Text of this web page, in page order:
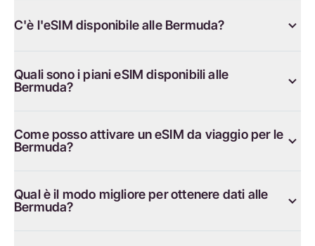
C'è l'eSIM disponibile alle Bermuda?
Quali sono i piani eSIM disponibili alle
Bermuda?
Come posso attivare un eSIM da viaggio per le
Bermuda?
Qual è il modo migliore per ottenere dati alle
Bermuda?